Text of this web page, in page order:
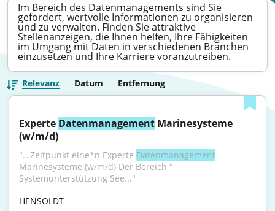
Im Bereich des Datenmanagements sind Sie
gefordert, wertvolle Informationen zu organisieren
und zu verwalten. Finden Sie attraktive
Stellenanzeigen, die Ihnen helfen, Ihre Fähigkeiten
im Umgang mit Daten in verschiedenen Branchen
einzusetzen und Ihre Karriere voranzutreiben.
Relevanz Datum Entfernung
Experte Datenmanagement Marinesysteme
(w/m/d)
"...Zeitpunkt eine*n Experte Datenmanagement
Marinesysteme (w/m/d) Der Bereich "
Systemunterstützung See..."
HENSOLDT